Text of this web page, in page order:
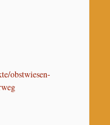
obstwiesen-